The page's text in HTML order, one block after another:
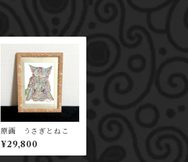
原画 うさぎとねこ
¥29,800